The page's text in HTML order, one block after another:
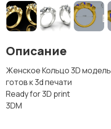
Описание
Женское Кольцо 3D модель
готов к 3d печати
Ready for 3D print
3DM